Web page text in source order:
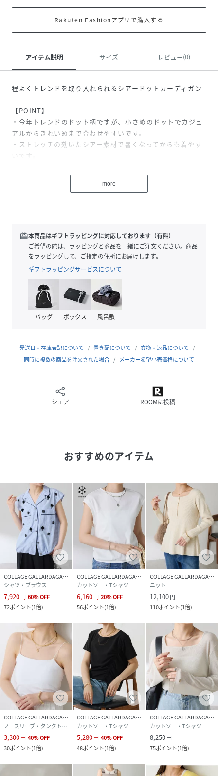
Rakuten Fashionアプリで購入する
アイテム説明 サイズ レビュー(0)
程よくトレンドを取り入れられるシアードットカーディガン
【POINT】
・今年トレンドのドット柄ですが、小さめのドットでカジュ
アルからきれいめまで合わせやすいです。
・ストレッチの効いたシアー素材で暑くなってからも着やす
いです。
とアンサンブルで着ればおしゃれ感がぐっとアップして女子
【おすすめコーディネート】
キャミソールやタンクトップを合わせて透け感を楽しむのは
もちろん、キャミワンピースに羽織ったり、幅広い着回しに
シーズンレスで活躍。
【おすすめのスタイリングアイテム】
・ジャージワイドパンツ CLZ1061202A0002
・Q.anos ライトオンスタックデニムタックパンツ
【素材】
ナイロン93％, ポリエステル4％, ポリウレタン3％
伸縮性：あり
・商品到着後、着用前に商品状態のご確認をお願い致しま
す。
・ECサイトでご購入いただいた商品は、お修理を承っており
ません。
26SS
【気になる商品は「お気に入り」登録を】
ハートマークをクリックし、お好きなカラーを選んでお気に
入りに登録すると
入荷情報や残り1点の通知、完売カラーの再入荷、セール情
報などを受け取ることができます。
る場合がございます。
特にロケの撮影では明るく見える傾向にございます。詳細撮
影画像で色味をお確かめくださいます様お願いいたします。
※サンプルで撮影をしております。若干の仕様が変更になる
場合がございますので予めご了承の上ご注文くださいますよ
うお願いいたします。
※サンプルでの採寸のためあくまで目安となります。予めご
了承ください。
原産国
more
redeem本商品はギフトラッピングに対応しております（有料）
ご希望の際は、ラッピングと商品を一緒にご注文ください。商品
をラッピングして、ご指定の住所にお届けします。
ギフトラッピングサービスについて
バッグ ボックス 風呂敷
発送日・在庫表記について 置き配について
交換・返品について
同時に複数の商品を注文された場合
メーカー希望小売価格について
シェア ROOMに投稿
おすすめのアイテム
COLLAGE GALLARDAGALANTE
シャツ・ブラウス
7,920円 60%OFF
72ポイント(1倍)
COLLAGE GALLARDAGALANTE
カットソー・Tシャツ
6,160円 20%OFF
56ポイント(1倍)
COLLAGE GALLARDAGALANTE
ニット
12,100円
110ポイント(1倍)
COLLAGE GALLARDAGALANTE
ノースリーブ・タンクトップ
3,300円 40%OFF
30ポイント(1倍)
COLLAGE GALLARDAGALANTE
カットソー・Tシャツ
5,280円 40%OFF
48ポイント(1倍)
COLLAGE GALLARDAGALANTE
カットソー・Tシャツ
8,250円
75ポイント(1倍)